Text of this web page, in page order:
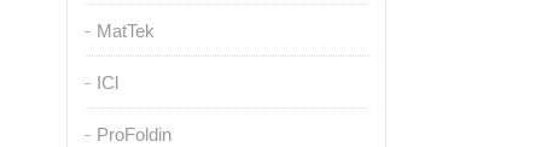
MatTek
ICl
ProFoldin